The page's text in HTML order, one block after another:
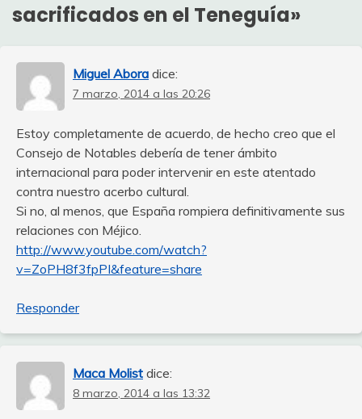
sacrificados en el Teneguía»
Miguel Abora dice:
7 marzo, 2014 a las 20:26
Estoy completamente de acuerdo, de hecho creo que el
Consejo de Notables debería de tener ámbito
internacional para poder intervenir en este atentado
contra nuestro acerbo cultural.
Si no, al menos, que España rompiera definitivamente sus
relaciones con Méjico.
http://www.youtube.com/watch?
v=ZoPH8f3fpPI&feature=share
Responder
Maca Molist dice:
8 marzo, 2014 a las 13:32